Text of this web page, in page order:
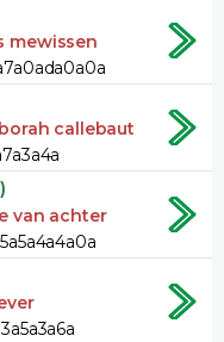
mewissen
callebaut
van achter